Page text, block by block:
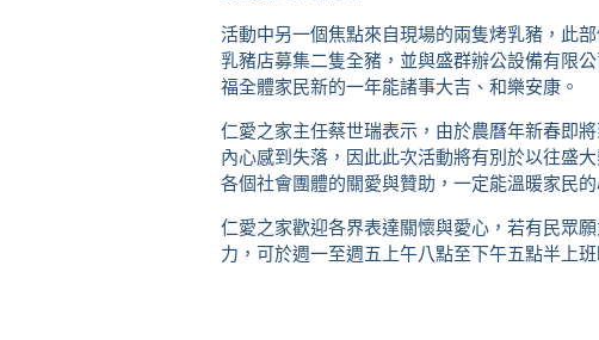
活動中另一個焦點來自現場的兩隻烤乳豬，此
乳豬店募集二隻全豬，並與盛群辦公設備有限
福全體家民新的一年能諸事大吉、和樂安康。
仁愛之家主任蔡世瑞表示，由於農曆年新春即
內心感到失落，因此此次活動將有別於以往盛
各個社會團體的關愛與贊助，一定能溫暖家民的
仁愛之家歡迎各界表達關懷與愛心，若有民眾
力，可於週一至週五上午八點至下午五點半上